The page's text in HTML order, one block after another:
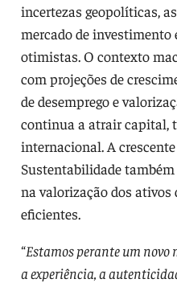
incertezas geopolíticas,
mercado de
otimistas. O contexto
com projeções de
de desemprego e
continua a atrair capital,
internacional. A
Sustentabilidade
na valorização dos
eficientes.
“Estamos perante um novo
a experiência, a